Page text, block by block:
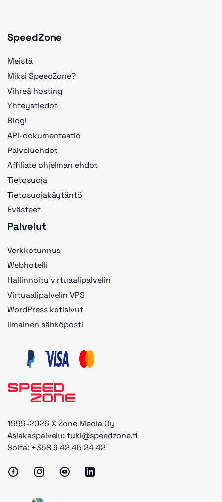
1999-2026 © Zone Media Oy
Asiakaspalvelu: tuki@speedzone.fi
Soita: +358 9 42 45 24 42
SpeedZone
Meistä
Miksi SpeedZone?
Vihreä hosting
Yhteystiedot
Blogi
API-dokumentaatio
Palveluehdot
Affiliate ohjelman ehdot
Tietosuoja
Tietosuojakäytäntö
Evästeet
Palvelut
Verkkotunnus
Webhotelli
Hallinnoitu virtuaalipalvelin
Virtuaalipalvelin VPS
WordPress kotisivut
Ilmainen sähköposti